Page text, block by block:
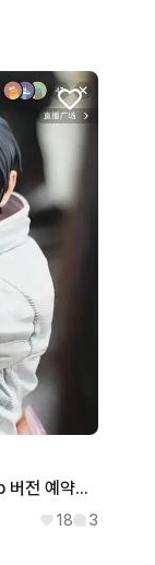
zanyjoke 옷코츠 유타 b 버전 예약금 양도 주술회전 레진 피규어
18 3